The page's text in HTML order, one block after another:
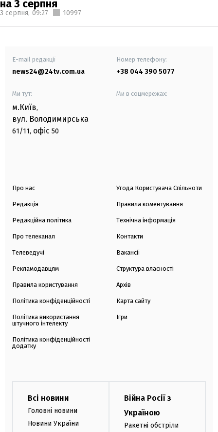
на 3 серпня
3 серпня, 09:27 10997
E-mail редакції
news24@24tv.com.ua
Номер телефону:
+38 044 390 5077
Ми тут:
м.Київ,
вул. Володимирська
61/11, офіс 50
Ми в соцмережах:
Про нас
Редакція
Редакційна політика
Про телеканал
Телеведучі
Рекламодавцям
Правила користування
Політика конфіденційності
Політика використання
штучного інтелекту
Політика конфіденційності
додатку
Угода Користувача Спільноти
Правила коментування
Технічна інформація
Контакти
Вакансії
Структура власності
Архів
Карта сайту
Ігри
Всі новини
Головні новини
Новини України
Війна Росії з
Україною
Ракетні обстріли